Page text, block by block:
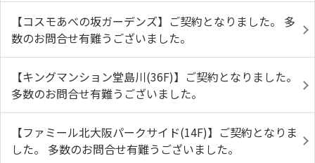
【コスモあべの坂ガーデンズ】ご契約となりました。 多
数のお問合せ有難うございました。
【キングマンション堂島川(36F)】ご契約となりました。
多数のお問合せ有難うございました。
【ファミール北大阪パークサイド(14F)】ご契約となりま
した。 多数のお問合せ有難うございました。